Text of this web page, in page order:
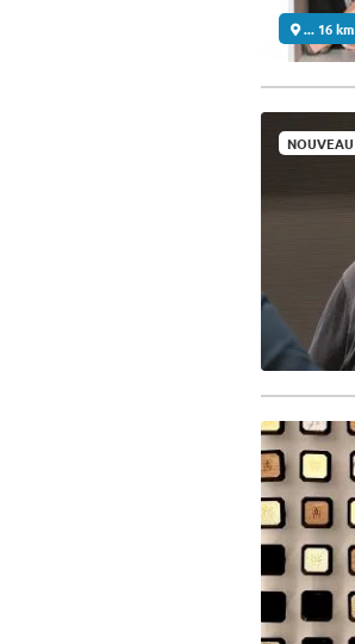
... 16 km
NOUVEAU